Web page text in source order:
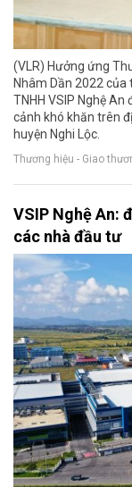
(VLR) Hưởng ứng
Nhâm Dần 2022
TNHH VSIP Nghệ
cảnh khó khăn trên
huyện Nghi Lộc.
Thương hiệu - Giao
VSIP Nghệ An:
các nhà đầu tư